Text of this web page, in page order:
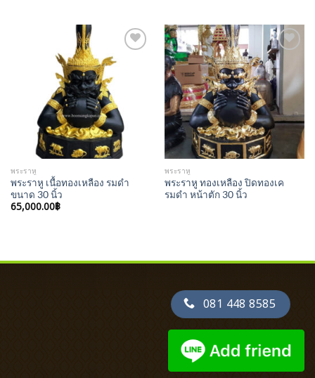
Add to
พระราหู
พระราหู เนื้อทองเหลือง รมดำ
ขนาด 30 นิ้ว
65,000.00฿
Add to
Wishlist
พระราหู
พระราหู ทองเหลือง ปิดทองเค
รมดำ หน้าตัก 30 นิ้ว
081 448 8585